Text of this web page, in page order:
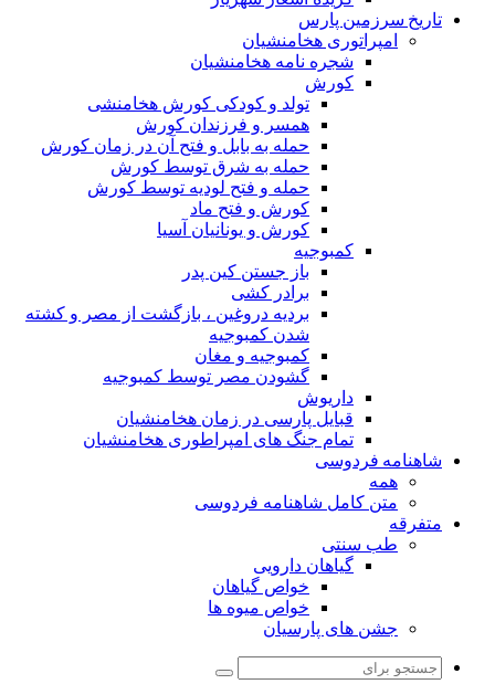
تاریخ سرزمین پارس
امپراتوری هخامنشیان
شجره نامه هخامنشیان
کورش
تولد و کودکی کورش هخامنشی
همسر و فرزندان کورش
حمله به بابل و فتح آن در زمان کورش
حمله به شرق توسط کورش
حمله و فتح لودیه توسط کورش
کورش و فتح ماد
کورش و یونانیان آسیا
کمبوجیه
باز جستن کین پدر
برادر کشی
بردیه دروغین ، بازگشت از مصر و کشته
شدن کمبوجیه
کمبوجیه و مغان
گشودن مصر توسط کمبوجیه
داریوش
قبایل پارسی در زمان هخامنشیان
تمام جنگ های امپراطوری هخامنشیان
شاهنامه فردوسی
همه
متن کامل شاهنامه فردوسی
متفرقه
طب سنتی
گیاهان دارویی
خواص گیاهان
خواص میوه ها
جشن های پارسیان
جستجو